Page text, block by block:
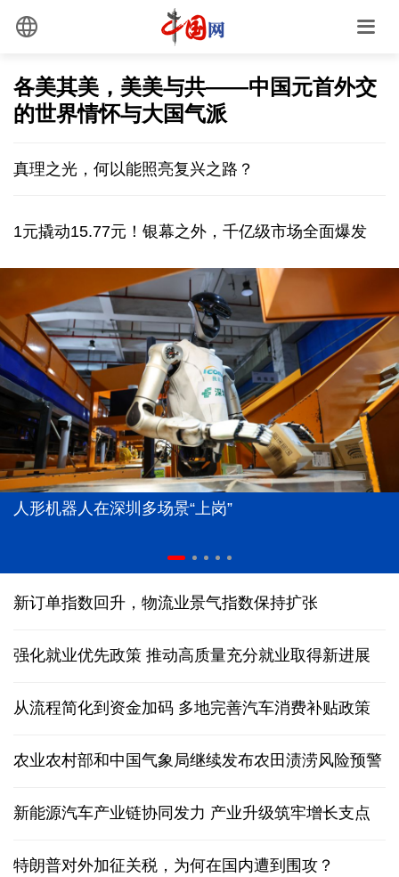
各美其美，美美与共——中国元首外交
的世界情怀与大国气派
真理之光，何以能照亮复兴之路？
1元撬动15.77元！银幕之外，千亿级市场全面爆发
人形机器人在深圳多场景“上岗”
新订单指数回升，物流业景气指数保持扩张
强化就业优先政策 推动高质量充分就业取得新进展
从流程简化到资金加码 多地完善汽车消费补贴政策
农业农村部和中国气象局继续发布农田渍涝风险预警
新能源汽车产业链协同发力 产业升级筑牢增长支点
特朗普对外加征关税，为何在国内遭到围攻？